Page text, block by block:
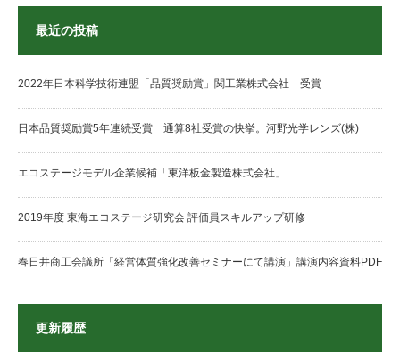
最近の投稿
2022年日本科学技術連盟「品質奨励賞」関工業株式会社 受賞
日本品質奨励賞5年連続受賞 通算8社受賞の快挙。河野光学レンズ(株)
エコステージモデル企業候補「東洋板金製造株式会社」
2019年度 東海エコステージ研究会 評価員スキルアップ研修
春日井商工会議所「経営体質強化改善セミナーにて講演」講演内容資料PDF
更新履歴